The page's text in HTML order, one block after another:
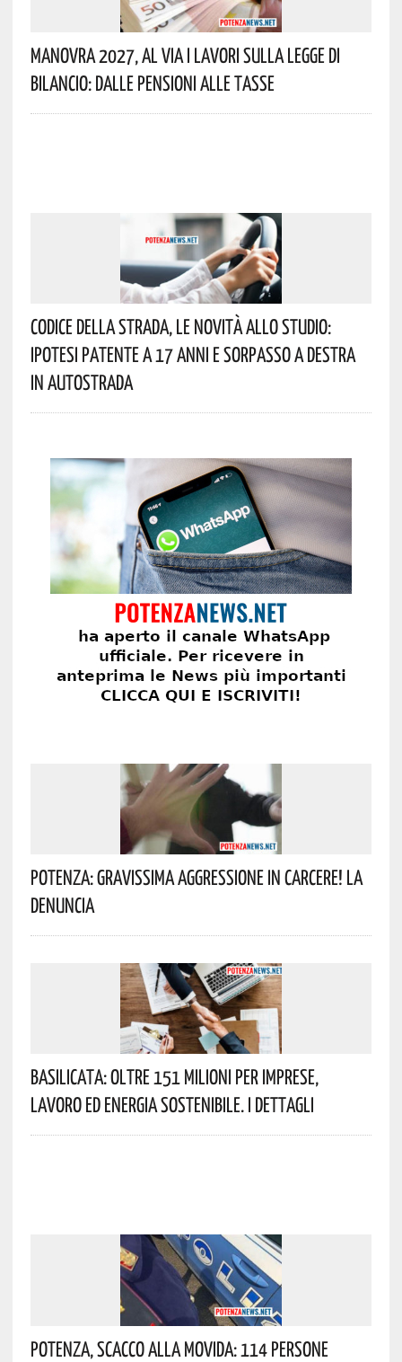
Manovra 2027, Al Via I Lavori Sulla Legge Di
Bilancio: Dalle Pensioni Alle Tasse
Codice Della Strada, Le Novità Allo Studio:
Ipotesi Patente A 17 Anni E Sorpasso A Destra
In Autostrada
Potenza: Gravissima Aggressione In Carcere! La
Denuncia
Basilicata: Oltre 151 Milioni Per Imprese,
Lavoro Ed Energia Sostenibile. I Dettagli
Potenza, Scacco Alla Movida: 114 Persone